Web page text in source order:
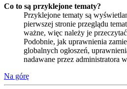
Co to są przyklejone tematy?
Przyklejone tematy są
pierwszej stronie przeglądu
ważne, więc należy je
Podobnie, jak uprawnienia
globalnych ogłoszeń,
nadawane przez administratora
Na górę